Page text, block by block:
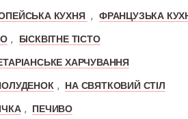
КУХНЯ , ФРАНЦУЗЬКА
, БІСКВІТНЕ ТІСТО
ХАРЧУВАННЯ
, НА СВЯТКОВИЙ СТІЛ
, ПЕЧИВО